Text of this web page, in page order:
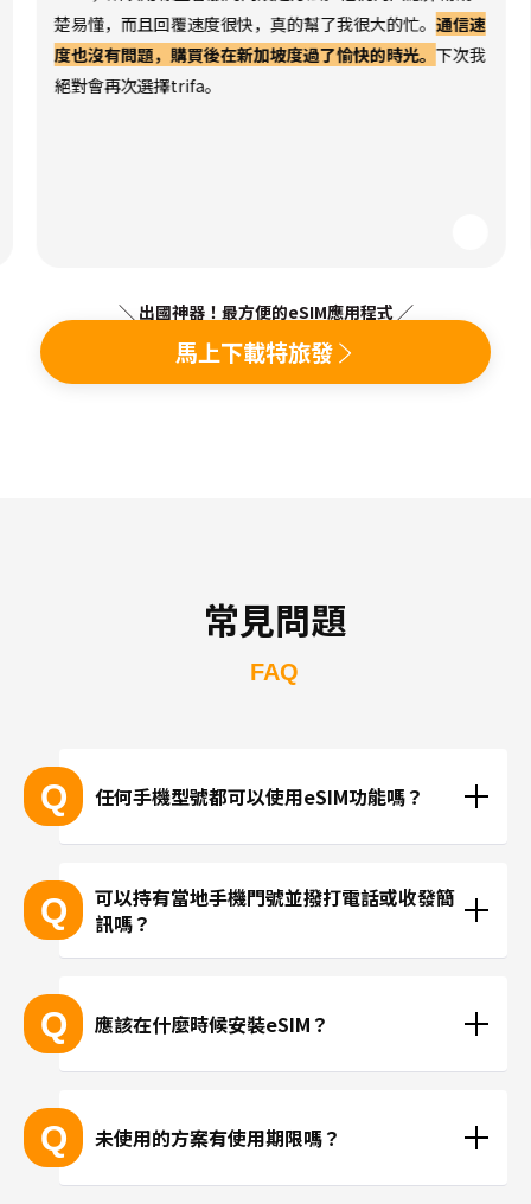
楚易懂，而且回覆速度很快，真的幫了我很大的忙。 通信速
度也沒有問題，購買後在新加坡度過了愉快的時光。 下次我
絕對會再次選擇trifa。
＼ 出國神器！最方便的eSIM應用程式 ／
馬上下載特旅發
常見問題
FAQ
Q 任何手機型號都可以使用eSIM功能嗎？
※產品推陳出新，可能無法列出所有最新的型號。
※無法透過個別的查詢確認您的設備是否支援eSIM功
能。
Q
可以持有當地手機門號並撥打電話或收發簡
訊嗎？
LINE或Instagram等使用網路連線進行通話。
Q 應該在什麼時候安裝eSIM？
問題。若擔心當地機場的WiFi速度不夠快，建議您在
國內完成安裝和設定，在當地進行切換eSIM即可。
Q 未使用的方案有使用期限嗎？